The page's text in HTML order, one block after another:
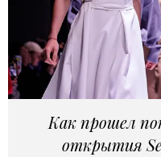
Как прошел
открытия